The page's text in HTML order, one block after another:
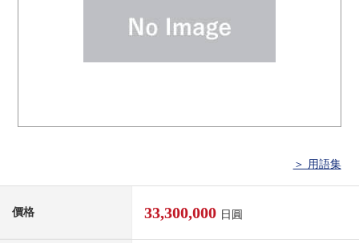
＞ 用語集
價格 33,300,000 日圓